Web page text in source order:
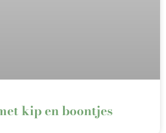
kip en boontjes